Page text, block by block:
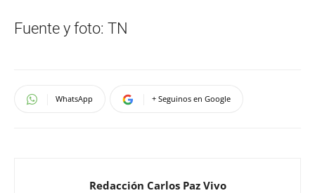
Fuente y foto: TN
WhatsApp + Seguinos en Google
Redacción Carlos Paz Vivo